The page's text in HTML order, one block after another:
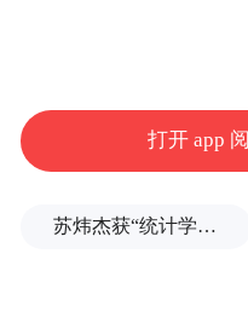
打开 app
苏炜杰获“统计学界的诺贝尔奖”，又是北大数院07级